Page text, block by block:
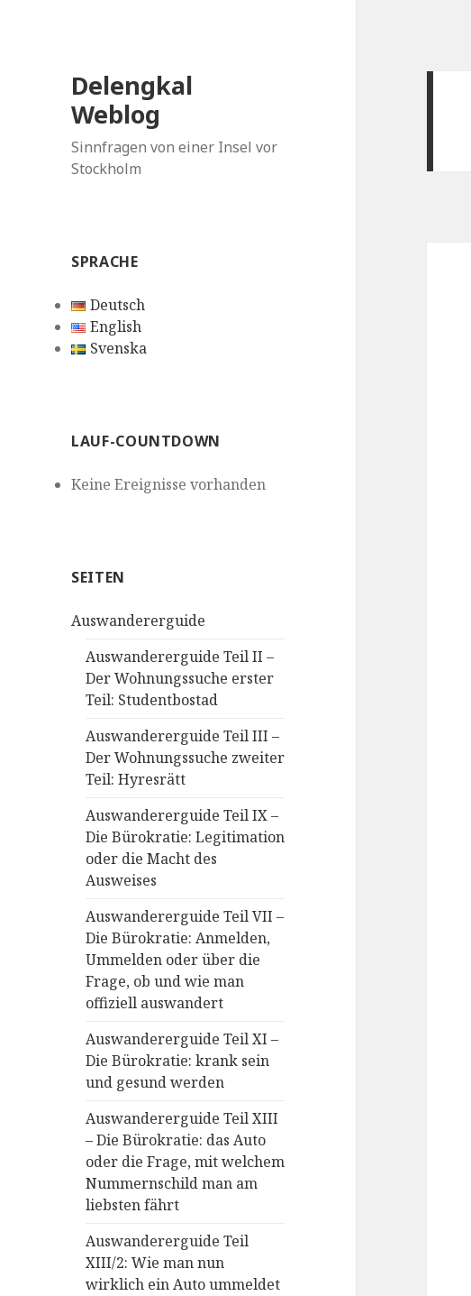
Delengkal
Weblog
Sinnfragen von einer Insel vor
Stockholm
SPRACHE
Deutsch
English
Svenska
LAUF-COUNTDOWN
Keine Ereignisse vorhanden
SEITEN
Auswandererguide
Auswandererguide Teil II –
Der Wohnungssuche erster
Teil: Studentbostad
Auswandererguide Teil III –
Der Wohnungssuche zweiter
Teil: Hyresrätt
Auswandererguide Teil IX –
Die Bürokratie: Legitimation
oder die Macht des
Ausweises
Auswandererguide Teil VII –
Die Bürokratie: Anmelden,
Ummelden oder über die
Frage, ob und wie man
offiziell auswandert
Auswandererguide Teil XI –
Die Bürokratie: krank sein
und gesund werden
Auswandererguide Teil XIII
– Die Bürokratie: das Auto
oder die Frage, mit welchem
Nummernschild man am
liebsten fährt
Auswandererguide Teil
XIII/2: Wie man nun
wirklich ein Auto ummeldet